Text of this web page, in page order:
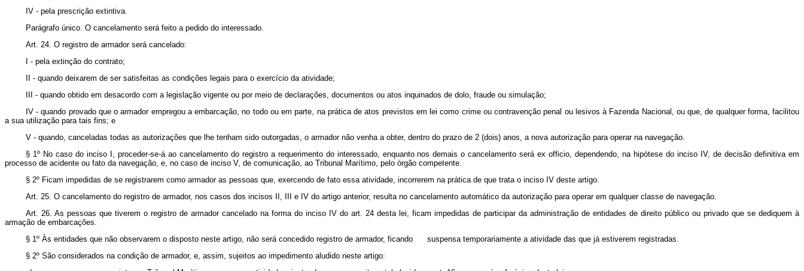
IV - pela prescrição extintiva.
Parágrafo único. O cancelamento será feito a pedido do interessado.
Art. 24. O registro de armador será cancelado:
I - pela extinção do contrato;
II - quando deixarem de ser satisfeitas as condições legais para o exercício da atividade;
III - quando obtido em desacordo com a legislação vigente ou por meio de declarações, documentos ou atos inquinados de dolo, fraude ou simulação;
IV - quando provado que o armador empregou a embarcação, no todo ou em parte, na prática de atos previstos em lei como crime ou contravenção penal ou lesivos à Fazenda Nacional, ou que, de qualquer forma, facilitou
a sua utilização para tais fins; e
V - quando, canceladas todas as autorizações que lhe tenham sido outorgadas, o armador não venha a obter, dentro do prazo de 2 (dois) anos, a nova autorização para operar na navegação.
§ 1º No caso do inciso I, proceder-se-á ao cancelamento do registro a requerimento do interessado, enquanto nos demais o cancelamento será ex officio, dependendo, na hipótese do inciso IV, de decisão definitiva em
processo de acidente ou fato da navegação, e, no caso de inciso V, de comunicação, ao Tribunal Marítimo, pelo órgão competente.
§ 2º Ficam impedidas de se registrarem como armador as pessoas que, exercendo de fato essa atividade, incorrerem na prática de que trata o inciso IV deste artigo.
Art. 25. O cancelamento do registro de armador, nos casos dos incisos II, III e IV do artigo anterior, resulta no cancelamento automático da autorização para operar em qualquer classe de navegação.
Art. 26. As pessoas que tiverem o registro de armador cancelado na forma do inciso IV do art. 24 desta lei, ficam impedidas de participar da administração de entidades de direito público ou privado que se dediquem à
armação de embarcações.
§ 1º Às entidades que não observarem o disposto neste artigo, não será concedido registro de armador, ficando suspensa temporariamente a atividade das que já estiverem registradas.
§ 2º São considerados na condição de armador, e, assim, sujeitos ao impedimento aludido neste artigo: